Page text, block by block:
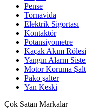
Pense
Tornavida
Elektrik Sigortası
Kontaktör
Potansiyometre
Kaçak Akım Rölesi
Yangın Alarm
Motor Koruma
Pako şalter
Yan Keski
Çok Satan Markalar